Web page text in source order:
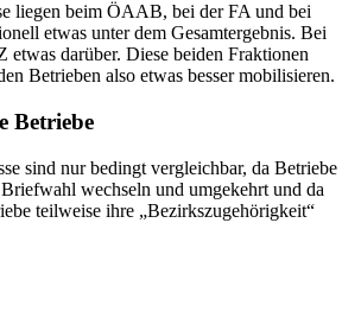
liegen beim ÖAAB, bei der FA und bei
etwas unter dem Gesamtergebnis. Bei
etwas darüber. Diese beiden Fraktionen
Betrieben also etwas besser mobilisieren.
Betriebe
sind nur bedingt vergleichbar, da Betriebe
wechseln und umgekehrt und da
teilweise ihre „Bezirkszugehörigkeit“